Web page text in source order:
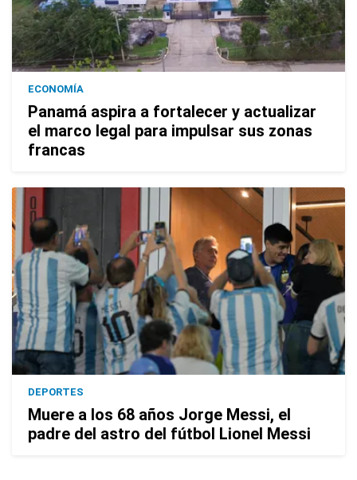
ECONOMÍA
Panamá aspira a fortalecer y actualizar
el marco legal para impulsar sus zonas
francas
DEPORTES
Muere a los 68 años Jorge Messi, el
padre del astro del fútbol Lionel Messi